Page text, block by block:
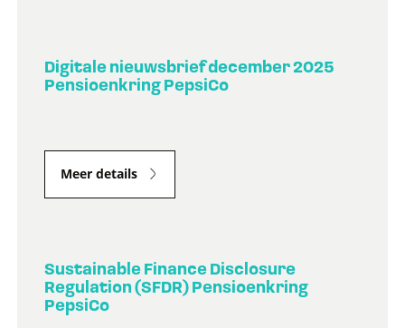
Digitale nieuwsbrief december 2025
Pensioenkring PepsiCo
Meer details
Sustainable Finance Disclosure
Regulation (SFDR) Pensioenkring
PepsiCo